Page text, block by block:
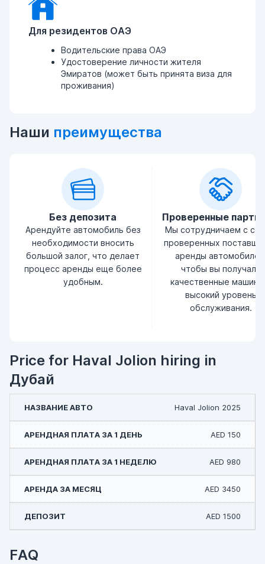
Для резидентов ОАЭ
Водительские права ОАЭ
Удостоверение личности жителя
Эмиратов (может быть принята виза для
проживания)
Наши преимущества
Без депозита
Арендуйте автомобиль без
необходимости вносить
большой залог, что делает
процесс аренды еще более
удобным.
Проверенные
Мы сотрудничаем с
проверенных
аренды
чтобы вы получали
качественные
высокий уровень
обслуживания.
Price for Haval Jolion hiring in
Дубай
Haval Jolion 2025
AED 150
AED 980
AED 3450
AED 1500
FAQ